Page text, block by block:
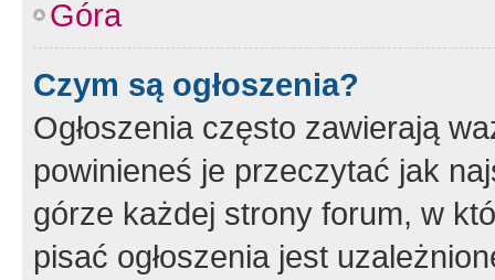
Góra
Czym są ogłoszenia?
Ogłoszenia często zawierają
powinieneś je przeczytać jak
górze każdej strony forum, w
pisać ogłoszenia jest